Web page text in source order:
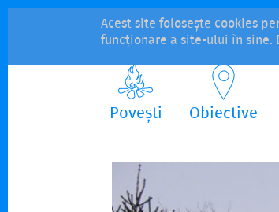
Acest site folosește cookies
funcționare a site-ului în sine.
Povești Obiective